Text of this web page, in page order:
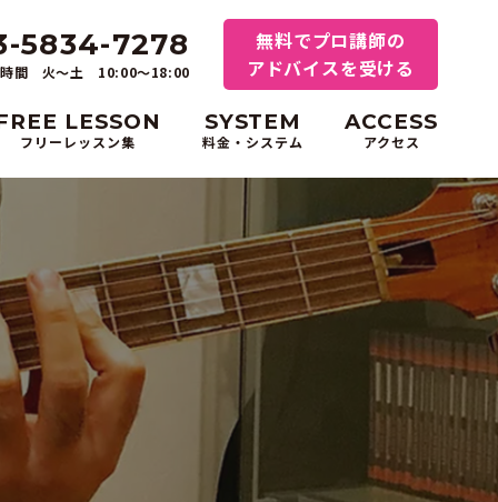
5834-7278
時間 火～土 10:00〜18:00
無料でプロ講師の
アドバイスを受ける
LESSON
フリーレッスン集
SYSTEM
料金・システム
ACCESS
アクセス